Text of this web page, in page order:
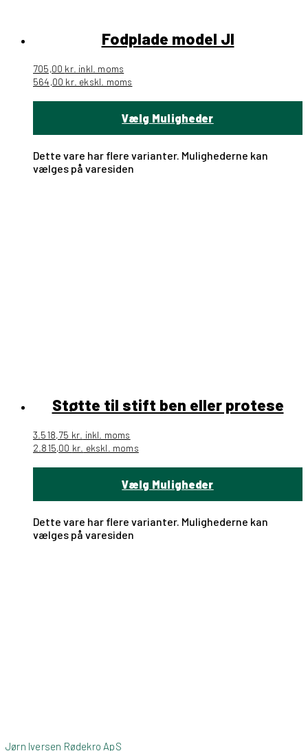
Fodplade model JI
705,00 kr. inkl. moms
564,00 kr. ekskl. moms
Vælg Muligheder
Dette vare har flere varianter. Mulighederne kan
vælges på varesiden
Støtte til stift ben eller protese
3.518,75 kr. inkl. moms
2.815,00 kr. ekskl. moms
Vælg Muligheder
Dette vare har flere varianter. Mulighederne kan
vælges på varesiden
Jørn Iversen Rødekro ApS